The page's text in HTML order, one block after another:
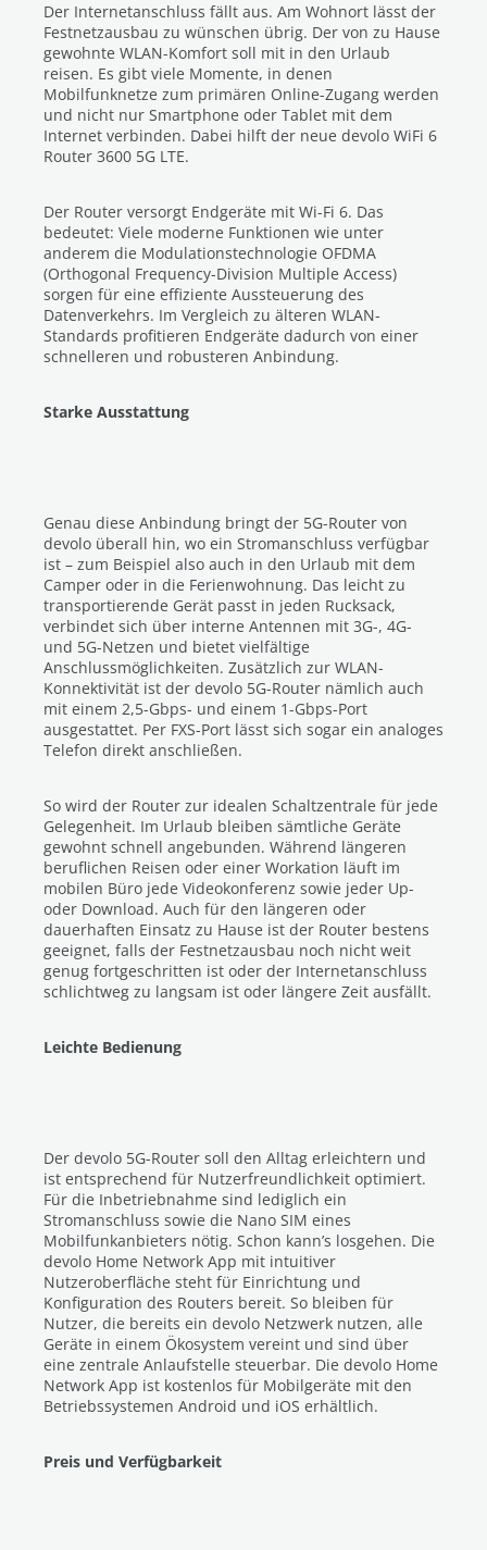
Der Internetanschluss fällt aus. Am Wohnort lässt der
Festnetzausbau zu wünschen übrig. Der von zu Hause
gewohnte WLAN-Komfort soll mit in den Urlaub
reisen. Es gibt viele Momente, in denen
Mobilfunknetze zum primären Online-Zugang werden
und nicht nur Smartphone oder Tablet mit dem
Internet verbinden. Dabei hilft der neue devolo WiFi 6
Router 3600 5G LTE.
Der Router versorgt Endgeräte mit Wi-Fi 6. Das
bedeutet: Viele moderne Funktionen wie unter
anderem die Modulationstechnologie OFDMA
(Orthogonal Frequency-Division Multiple Access)
sorgen für eine effiziente Aussteuerung des
Datenverkehrs. Im Vergleich zu älteren WLAN-
Standards profitieren Endgeräte dadurch von einer
schnelleren und robusteren Anbindung.
Starke Ausstattung
Genau diese Anbindung bringt der 5G-Router von
devolo überall hin, wo ein Stromanschluss verfügbar
ist – zum Beispiel also auch in den Urlaub mit dem
Camper oder in die Ferienwohnung. Das leicht zu
transportierende Gerät passt in jeden Rucksack,
verbindet sich über interne Antennen mit 3G-, 4G-
und 5G-Netzen und bietet vielfältige
Anschlussmöglichkeiten. Zusätzlich zur WLAN-
Konnektivität ist der devolo 5G-Router nämlich auch
mit einem 2,5-Gbps- und einem 1-Gbps-Port
ausgestattet. Per FXS-Port lässt sich sogar ein analoges
Telefon direkt anschließen.
So wird der Router zur idealen Schaltzentrale für jede
Gelegenheit. Im Urlaub bleiben sämtliche Geräte
gewohnt schnell angebunden. Während längeren
beruflichen Reisen oder einer Workation läuft im
mobilen Büro jede Videokonferenz sowie jeder Up-
oder Download. Auch für den längeren oder
dauerhaften Einsatz zu Hause ist der Router bestens
geeignet, falls der Festnetzausbau noch nicht weit
genug fortgeschritten ist oder der Internetanschluss
schlichtweg zu langsam ist oder längere Zeit ausfällt.
Leichte Bedienung
Der devolo 5G-Router soll den Alltag erleichtern und
ist entsprechend für Nutzerfreundlichkeit optimiert.
Für die Inbetriebnahme sind lediglich ein
Stromanschluss sowie die Nano SIM eines
Mobilfunkanbieters nötig. Schon kann’s losgehen. Die
devolo Home Network App mit intuitiver
Nutzeroberfläche steht für Einrichtung und
Konfiguration des Routers bereit. So bleiben für
Nutzer, die bereits ein devolo Netzwerk nutzen, alle
Geräte in einem Ökosystem vereint und sind über
eine zentrale Anlaufstelle steuerbar. Die devolo Home
Network App ist kostenlos für Mobilgeräte mit den
Betriebssystemen Android und iOS erhältlich.
Preis und Verfügbarkeit